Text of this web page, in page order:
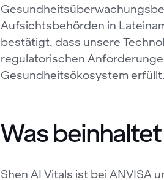
Aufsichtsbehörden in
bestätigt, dass unsere
regulatorischen
Gesundheitsökosystem erfüllt.
Was
Shen AI Vitals ist bei ANVISA